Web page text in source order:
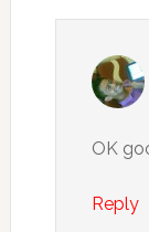
OK
Reply